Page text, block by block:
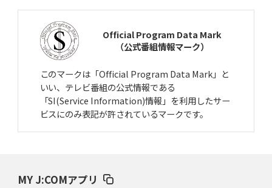
Official Program Data Mark
（公式番組情報マーク）
このマークは「Official Program Data Mark」と
いい、テレビ番組の公式情報である
「SI(Service Information)情報」を利用したサー
ビスにのみ表記が許されているマークです。
MY J:COMアプリ